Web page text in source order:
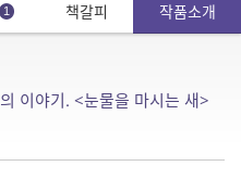
1 책갈피 작품소개
이야기. <눈물을 마시는 새>